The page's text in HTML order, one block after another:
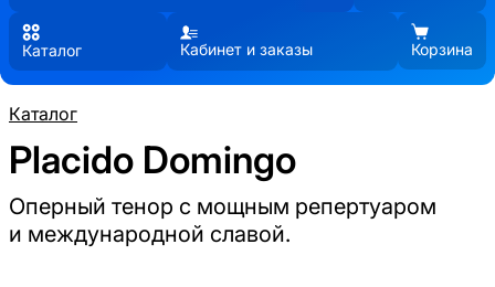
Каталог Кабинет и заказы Корзина
Каталог
Placido Domingo
Оперный тенор с мощным репертуаром
и международной славой.